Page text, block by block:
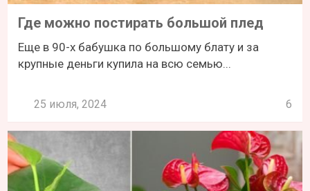
Где можно постирать большой плед
Еще в 90-х бабушка по большому блату и за
крупные деньги купила на всю семью...
25 июля, 2024 6